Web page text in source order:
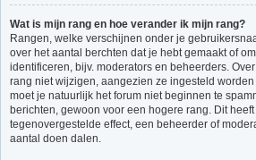
Wat is mijn rang en hoe verander ik mijn rang?
Rangen, welke verschijnen onder je
over het aantal berchten dat je hebt gemaakt of
identificeren, bijv. moderators en beheerders.
rang niet wijzigen, aangezien ze ingesteld
moet je natuurlijk het forum niet beginnen te
berichten, gewoon voor een hogere rang. Dit
tegenovergestelde effect, een beheerder of
aantal doen dalen.